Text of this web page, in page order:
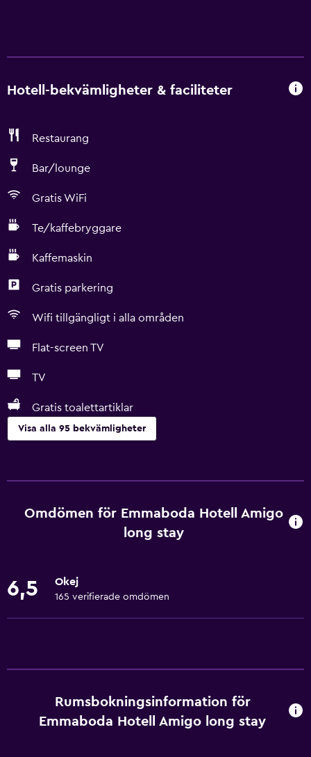
Hotell-bekvämligheter & faciliteter
Restaurang
Bar/lounge
Gratis WiFi
Te/kaffebryggare
Kaffemaskin
Gratis parkering
Wifi tillgängligt i alla områden
Flat-screen TV
TV
Gratis toalettartiklar
Visa alla 95 bekvämligheter
Gratis WiFi
Mobil hotspot-enhet
Wifi tillgängligt i alla områden
Handdukar
Fläkt
Brandvarnare
Värme
Omdömen för Emmaboda Hotell Amigo
long stay
6,5 Okej
165 verifierade omdömen
Rumsbokningsinformation för
Emmaboda Hotell Amigo long stay